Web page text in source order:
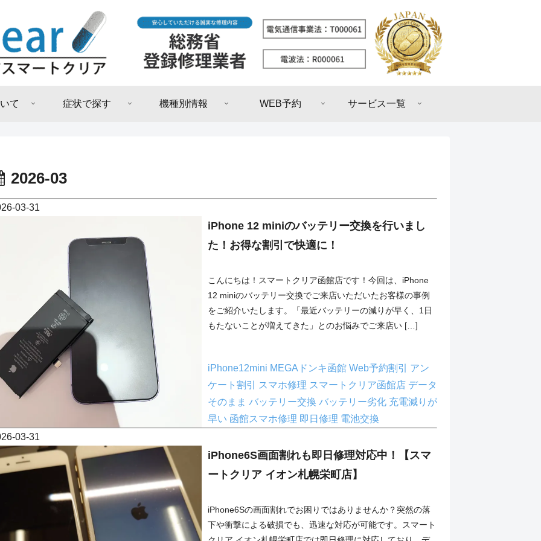
て 症状で探す 機種別情報 WEB予約 サービス一覧
2026-03
03-31
iPhone 12 miniのバッテリー交換を行いまし
た！お得な割引で快適に！
こんにちは！スマートクリア函館店です！今回は、iPhone
12 miniのバッテリー交換でご来店いただいたお客様の事例
をご紹介いたします。「最近バッテリーの減りが早く、1日
もたないことが増えてきた」とのお悩みでご来店い […]
iPhone12mini MEGAドンキ函館 Web予約割引 アン
ケート割引
スマホ修理 スマートクリア函館店 データ
そのまま バッテリー交換 バッテリー劣化 充電減りが
早い 函館スマホ修理 即日修理 電池交換
03-31
iPhone6S画面割れも即日修理対応中！【スマ
ートクリア イオン札幌栄町店】
iPhone6Sの画面割れでお困りではありませんか？突然の落
下や衝撃による破損でも、迅速な対応が可能です。スマート